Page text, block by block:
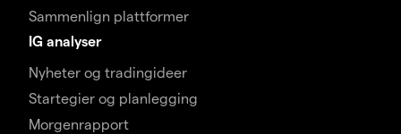
Sammenlign plattformer
IG analyser
Nyheter og tradingideer
Startegier og planlegging
Morgenrapport